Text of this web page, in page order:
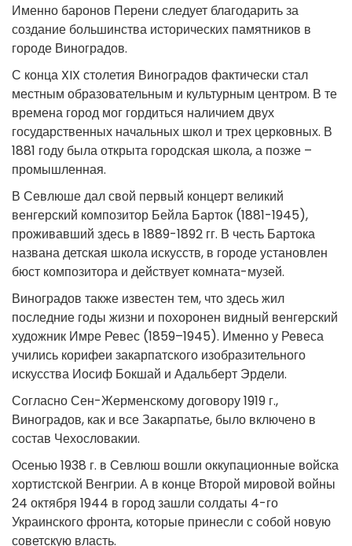
Именно баронов Перени следует благодарить за
создание большинства исторических памятников в
городе Виноградов.
С конца XIX столетия Виноградов фактически стал
местным образовательным и культурным центром. В те
времена город мог гордиться наличием двух
государственных начальных школ и трех церковных. В
1881 году была открыта городская школа, а позже –
промышленная.
В Севлюше дал свой первый концерт великий
венгерский композитор Бейла Барток (1881-1945),
проживавший здесь в 1889-1892 гг. В честь Бартока
названа детская школа искусств, в городе установлен
бюст композитора и действует комната-музей.
Виноградов также известен тем, что здесь жил
последние годы жизни и похоронен видный венгерский
художник Имре Ревес (1859–1945). Именно у Ревеса
учились корифеи закарпатского изобразительного
искусства Иосиф Бокшай и Адальберт Эрдели.
Согласно Сен-Жерменскому договору 1919 г.,
Виноградов, как и все Закарпатье, было включено в
состав Чехословакии.
Осенью 1938 г. в Севлюш вошли оккупационные войска
хортистской Венгрии. А в конце Второй мировой войны
24 октября 1944 в город зашли солдаты 4-го
Украинского фронта, которые принесли с собой новую
советскую власть.